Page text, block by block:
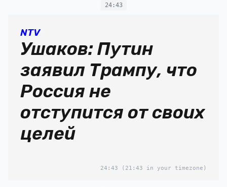
24:43
NTV
Ушаков: Путин
заявил Трампу, что
Россия не
отступится от своих
целей
24:43 (21:43 in your timezone)